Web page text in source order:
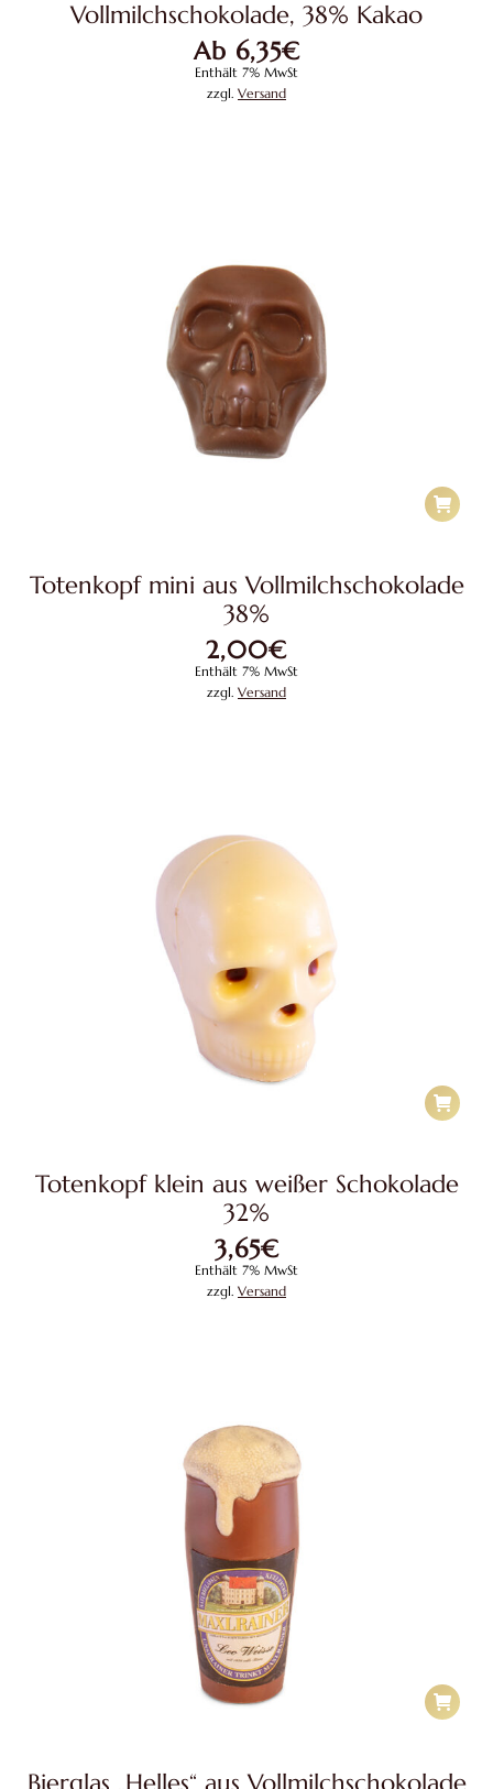
Vollmilchschokolade, 38% Kakao
Ab 6,35€
Enthält 7% MwSt
zzgl. Versand
Totenkopf mini aus Vollmilchschokolade
38%
2,00€
Enthält 7% MwSt
zzgl. Versand
Totenkopf klein aus weißer Schokolade
32%
3,65€
Enthält 7% MwSt
zzgl. Versand